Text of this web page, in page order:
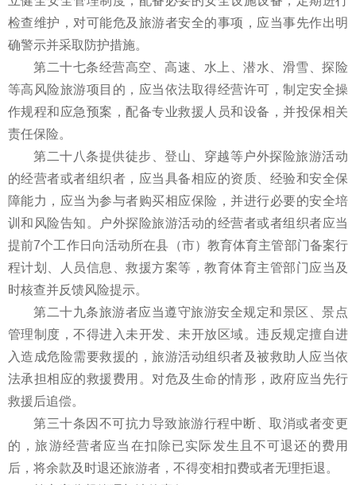
检查维护，对可能危及旅游者安全的事项，应当事先作出明
确警示并采取防护措施。
第二十七条经营高空、高速、水上、潜水、滑雪、探险
等高风险旅游项目的，应当依法取得经营许可，制定安全操
作规程和应急预案，配备专业救援人员和设备，并投保相关
责任保险。
第二十八条提供徒步、登山、穿越等户外探险旅游活动
的经营者或者组织者，应当具备相应的资质、经验和安全保
障能力，应当为参与者购买相应保险，并进行必要的安全培
训和风险告知。户外探险旅游活动的经营者或者组织者应当
提前7个工作日向活动所在县（市）教育体育主管部门备案行
程计划、人员信息、救援方案等，教育体育主管部门应当及
时核查并反馈风险提示。
第二十九条旅游者应当遵守旅游安全规定和景区、景点
管理制度，不得进入未开发、未开放区域。违反规定擅自进
入造成危险需要救援的，旅游活动组织者及被救助人应当依
法承担相应的救援费用。对危及生命的情形，政府应当先行
救援后追偿。
第三十条因不可抗力导致旅游行程中断、取消或者变更
的，旅游经营者应当在扣除已实际发生且不可退还的费用
后，将余款及时退还旅游者，不得变相扣费或者无理拒退。